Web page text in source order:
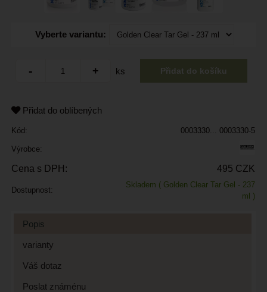
Vyberte variantu:
ks
Přidat do oblíbených
Kód: 0003330... 0003330-5
Výrobce:
Cena s DPH: 495 CZK
Dostupnost:
Skladem ( Golden Clear Tar Gel - 237
ml )
Popis
varianty
Váš dotaz
Poslat známénu